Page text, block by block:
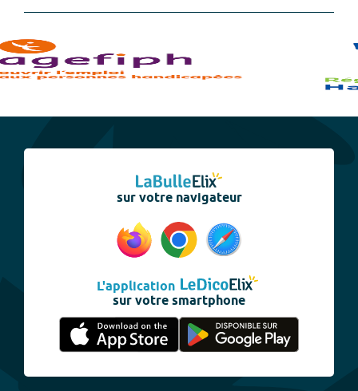
sur votre navigateur
L'application
sur votre smartphone